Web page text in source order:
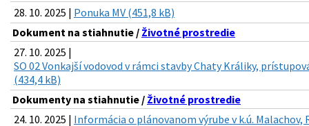
28. 10. 2025 | Ponuka MV (451,8 kB)
Dokument na stiahnutie / Životné prostredie
27. 10. 2025 |
SO 02 Vonkajší vodovod v rámci stavby Chaty Králiky,
(434,4 kB)
Dokumenty na stiahnutie / Životné prostredie
24. 10. 2025 | Informácia o plánovanom výrube v k.ú. Malachov,